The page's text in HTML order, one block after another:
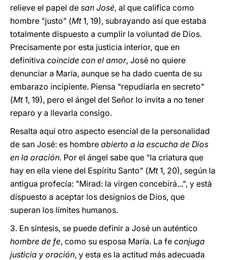
relieve el papel de san José, al que califica como
hombre "justo" (Mt1, 19), subrayando así que estaba
totalmente dispuesto a cumplir la voluntad de Dios.
Precisamente por esta justicia interior, que en
definitiva coincide con el amor, José no quiere
denunciar a María, aunque se ha dado cuenta de su
embarazo incipiente. Piensa "repudiarla en secreto"
(Mt1, 19), pero el ángel del Señor lo invita a no tener
reparo y a llevarla consigo.
Resalta aquí otro aspecto esencial de la personalidad
de san José: es hombre abierto a la escucha de Dios
en la oración. Por el ángel sabe que "la criatura que
hay en ella viene del Espíritu Santo" (Mt1, 20), según la
antigua profecía: "Mirad: la virgen concebirá...", y está
dispuesto a aceptar los designios de Dios, que
superan los límites humanos.
3. En síntesis, se puede definir a José un auténtico
hombre de fe, como su esposa María. La fe conjuga
justicia y oración, y esta es la actitud más adecuada